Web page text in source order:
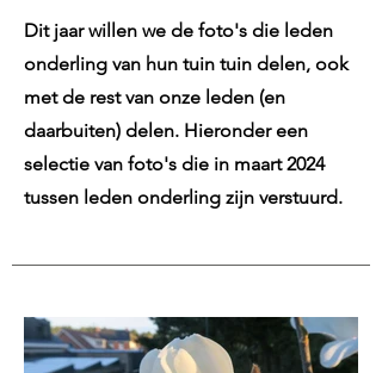
Dit jaar willen we de foto's die leden
onderling van hun tuin tuin delen, ook
met de rest van onze leden (en
daarbuiten) delen. Hieronder een
selectie van foto's die in maart 2024
tussen leden onderling zijn verstuurd.